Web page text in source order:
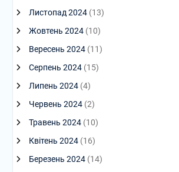
Листопад 2024(13)
Жовтень 2024(10)
Вересень 2024(11)
Серпень 2024(15)
Липень 2024(4)
Червень 2024(2)
Травень 2024(10)
Квітень 2024(16)
Березень 2024(14)